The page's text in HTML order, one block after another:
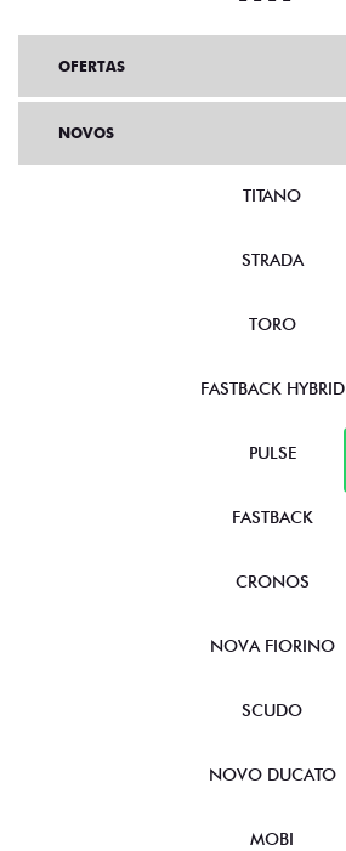
OFERTAS
NOVOS
TITANO
STRADA
TORO
FASTBACK HYBRID
PULSE
FASTBACK
CRONOS
NOVA FIORINO
SCUDO
NOVO DUCATO
MOBI